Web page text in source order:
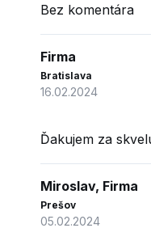
Bez komentára
Firma
Bratislava
16.02.2024
Ďakujem za
Miroslav, Firma
Prešov
05.02.2024